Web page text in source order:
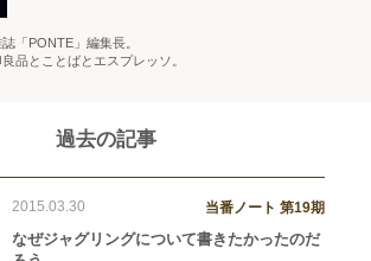
「PONTE」編集長。
品とことばとエスプレッソ。
過去の記事
2015.03.30 当番ノート 第19期
なぜジャグリングについて書きたかったのだ